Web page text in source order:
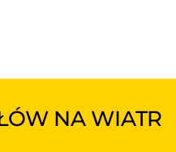
NA WIATR